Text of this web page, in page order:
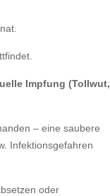
Impfung (Tollwut,
– eine saubere
Infektionsgefahren
oder